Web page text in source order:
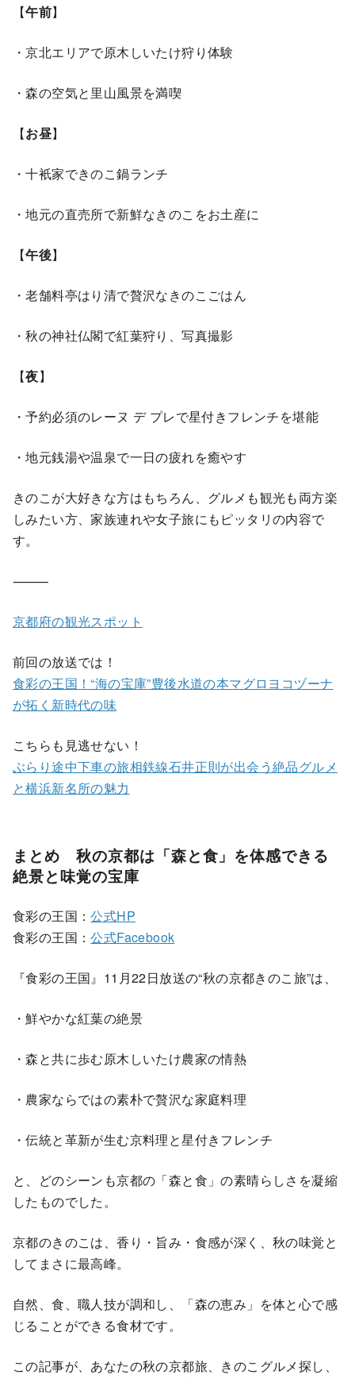
【午前】
・京北エリアで原木しいたけ狩り体験
・森の空気と里山風景を満喫
【お昼】
・十衹家できのこ鍋ランチ
・地元の直売所で新鮮なきのこをお土産に
【午後】
・老舗料亭はり清で贅沢なきのこごはん
・秋の神社仏閣で紅葉狩り、写真撮影
【夜】
・予約必須のレーヌ デ プレで星付きフレンチを堪能
・地元銭湯や温泉で一日の疲れを癒やす
きのこが大好きな方はもちろん、グルメも観光も両方楽
しみたい方、家族連れや女子旅にもピッタリの内容で
す。
⸻
京都府の観光スポット
前回の放送では！
食彩の王国！“海の宝庫”豊後水道の本マグロヨコヅーナ
が拓く新時代の味
こちらも見逃せない！
ぶらり途中下車の旅相鉄線石井正則が出会う絶品グルメ
と横浜新名所の魅力
まとめ 秋の京都は「森と食」を体感できる
絶景と味覚の宝庫
食彩の王国：公式HP
食彩の王国：公式Facebook
『食彩の王国』11月22日放送の“秋の京都きのこ旅”は、
・鮮やかな紅葉の絶景
・森と共に歩む原木しいたけ農家の情熱
・農家ならではの素朴で贅沢な家庭料理
・伝統と革新が生む京料理と星付きフレンチ
と、どのシーンも京都の「森と食」の素晴らしさを凝縮
したものでした。
京都のきのこは、香り・旨み・食感が深く、秋の味覚と
してまさに最高峰。
自然、食、職人技が調和し、「森の恵み」を体と心で感
じることができる食材です。
この記事が、あなたの秋の京都旅、きのこグルメ探し、